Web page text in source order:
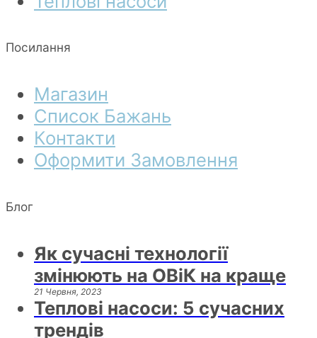
Посилання
Магазин
Список Бажань
Контакти
Оформити Замовлення
Блог
Як сучасні технології
змінюють на ОВіК на краще
21 Червня, 2023
Теплові насоси: 5 сучасних
трендів